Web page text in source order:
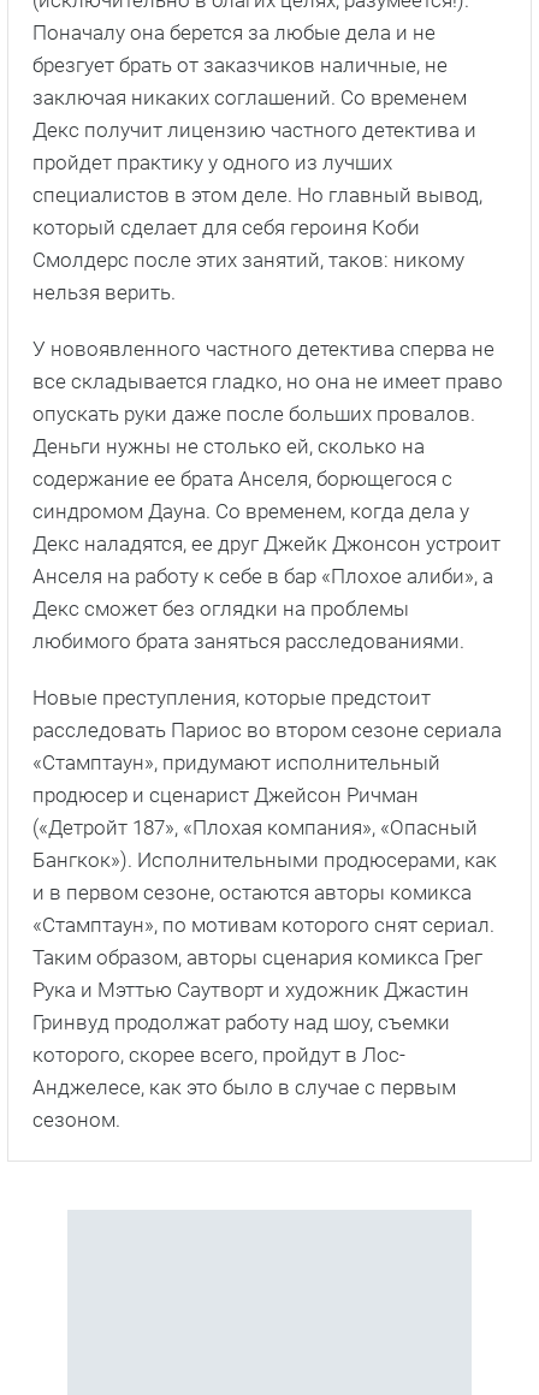
Поначалу она берется за любые дела и не
брезгует брать от заказчиков наличные, не
заключая никаких соглашений. Со временем
Декс получит лицензию частного детектива и
пройдет практику у одного из лучших
специалистов в этом деле. Но главный вывод,
который сделает для себя героиня Коби
Смолдерс после этих занятий, таков: никому
нельзя верить.
У новоявленного частного детектива сперва не
все складывается гладко, но она не имеет право
опускать руки даже после больших провалов.
Деньги нужны не столько ей, сколько на
содержание ее брата Анселя, борющегося с
синдромом Дауна. Со временем, когда дела у
Декс наладятся, ее друг Джейк Джонсон устроит
Анселя на работу к себе в бар «Плохое алиби», а
Декс сможет без оглядки на проблемы
любимого брата заняться расследованиями.
Новые преступления, которые предстоит
расследовать Париос во втором сезоне сериала
«Стамптаун», придумают исполнительный
продюсер и сценарист Джейсон Ричман
(«Детройт 187», «Плохая компания», «Опасный
Бангкок»). Исполнительными продюсерами, как
и в первом сезоне, остаются авторы комикса
«Стамптаун», по мотивам которого снят сериал.
Таким образом, авторы сценария комикса Грег
Рука и Мэттью Саутворт и художник Джастин
Гринвуд продолжат работу над шоу, съемки
которого, скорее всего, пройдут в Лос-
Анджелесе, как это было в случае с первым
сезоном.